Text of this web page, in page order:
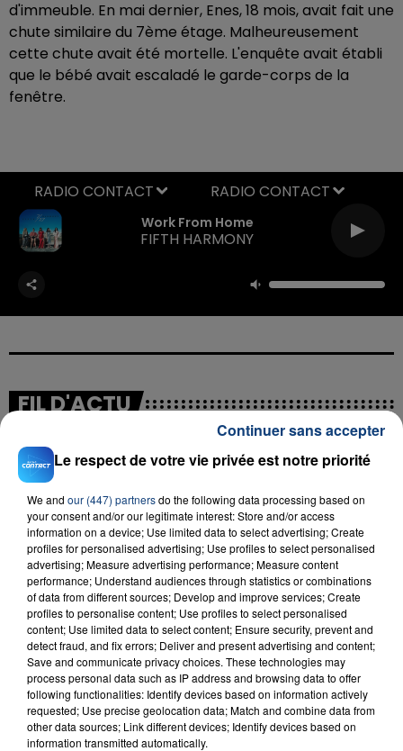
d'immeuble. En mai dernier, Enes, 18 mois, avait fait une
chute similaire du 7ème étage. Malheureusement
cette chute avait été mortelle. L'enquête avait établi
que le bébé avait escaladé le garde-corps de la
fenêtre.
Work From Home
FIFTH HARMONY
RADIO CONTACT
FIL D'ACTU
23 juillet 2026
INCENDIE MORTEL À LENS : UNE FEMME ET
SON BÉBÉ ENTRE LA VIE ET LA...
Un homme s'est immolé par le feu après avoir
aspergé sa compagne et leur bébé de trois mois
d'un liquide inflammable.
Le respect de votre vie privée est notre priorité
We and our (447) partnersdo the following data processing based on
your consent and/or our legitimate interest: Store and/or access
information on a device; Use limited data to select advertising; Create
profiles for personalised advertising; Use profiles to select personalised
advertising; Measure advertising performance; Measure content
performance; Understand audiences through statistics or combinations
of data from different sources; Develop and improve services; Create
profiles to personalise content; Use profiles to select personalised
content; Use limited data to select content; Ensure security, prevent and
detect fraud, and fix errors; Deliver and present advertising and content;
Save and communicate privacy choices. These technologies may
process personal data such as IP address and browsing data to offer
following functionalities: Identify devices based on information actively
requested; Use precise geolocation data; Match and combine data from
other data sources; Link different devices; Identify devices based on
information transmitted automatically.
Continuer sans accepter